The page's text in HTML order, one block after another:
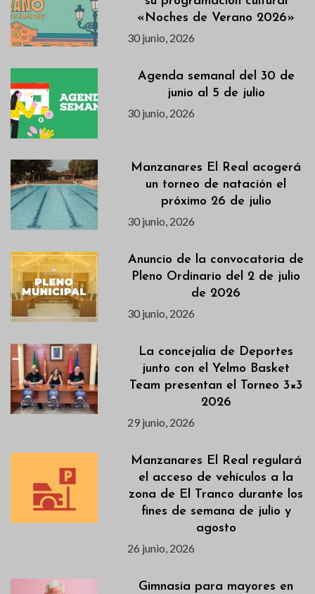
«Noches de Verano 2026»
30 junio, 2026
Agenda semanal del 30 de
junio al 5 de julio
30 junio, 2026
Manzanares El Real acogerá
un torneo de natación el
próximo 26 de julio
30 junio, 2026
Anuncio de la convocatoria de
Pleno Ordinario del 2 de julio
de 2026
30 junio, 2026
La concejalía de Deportes
junto con el Yelmo Basket
Team presentan el Torneo 3×3
2026
29 junio, 2026
Manzanares El Real regulará
el acceso de vehículos a la
zona de El Tranco durante los
fines de semana de julio y
agosto
26 junio, 2026
Gimnasia para mayores en